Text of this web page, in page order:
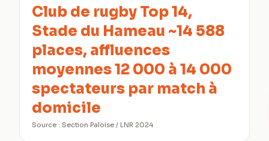
Club de rugby Top 14,
Stade du Hameau ~14 588
places, affluences
moyennes 12 000 à 14 000
spectateurs par match à
domicile
Source : Section Paloise / LNR 2024